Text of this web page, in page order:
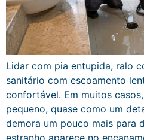
Lidar com pia entupida, ralo
sanitário com escoamento
confortável. Em muitos
pequeno, quase como um
demora um pouco mais para
estranho aparece no